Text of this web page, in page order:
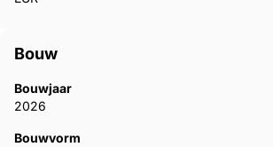
Bouw
Bouwjaar
2026
Bouwvorm